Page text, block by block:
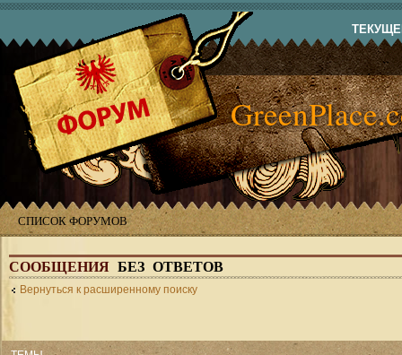
СПИСОК ФОРУМОВ
СООБЩЕНИЯ БЕЗ ОТВЕТОВ
Вернуться к расширенному поиску